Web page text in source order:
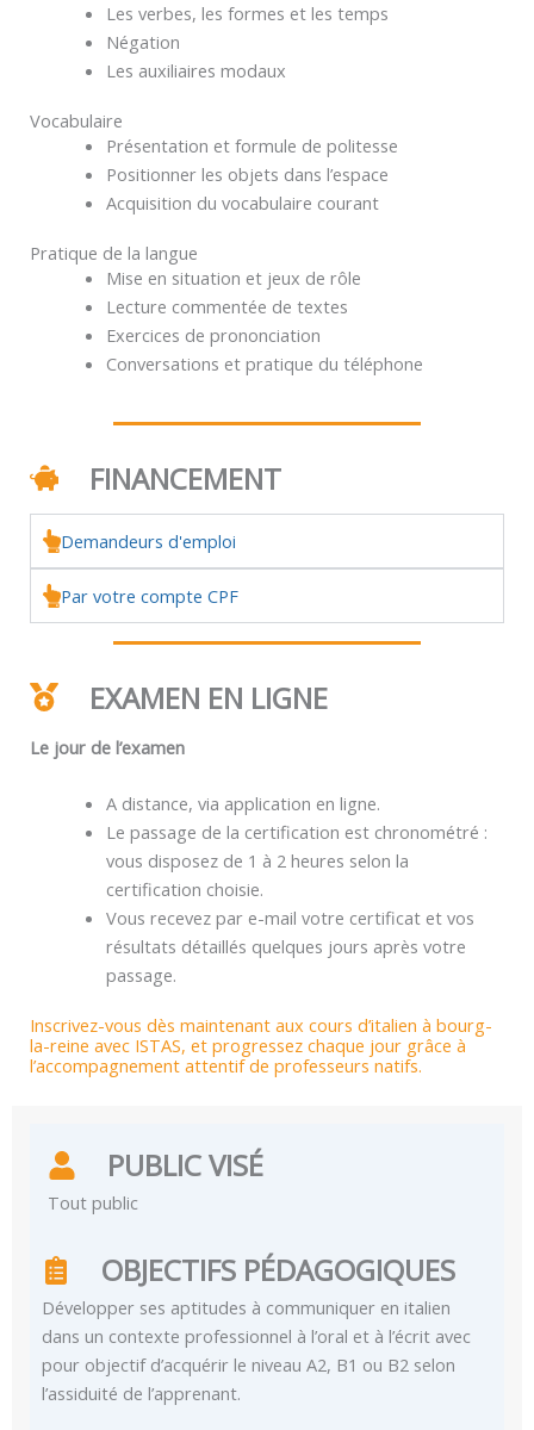
Les verbes, les formes et les temps
Négation
Les auxiliaires modaux
Vocabulaire
Présentation et formule de politesse
Positionner les objets dans l’espace
Acquisition du vocabulaire courant
Pratique de la langue
Mise en situation et jeux de rôle
Lecture commentée de textes
Exercices de prononciation
Conversations et pratique du téléphone
FINANCEMENT
Demandeurs d'emploi
Par votre compte CPF
EXAMEN EN LIGNE
Le jour de l’examen
A distance, via application en ligne.
Le passage de la certification est chronométré :
vous disposez de 1 à 2 heures selon la
certification choisie.
Vous recevez par e-mail votre certificat et vos
résultats détaillés quelques jours après votre
passage.
Inscrivez-vous dès maintenant aux cours d’italien à bourg-
la-reine avec ISTAS, et progressez chaque jour grâce à
l’accompagnement attentif de professeurs natifs.
PUBLIC VISÉ
Tout public
OBJECTIFS PÉDAGOGIQUES
Développer ses aptitudes à communiquer en italien
dans un contexte professionnel à l’oral et à l’écrit avec
pour objectif d’acquérir le niveau A2, B1 ou B2 selon
l’assiduité de l’apprenant.